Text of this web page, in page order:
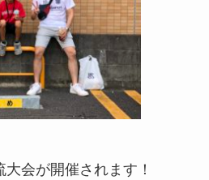
会が開催されます！